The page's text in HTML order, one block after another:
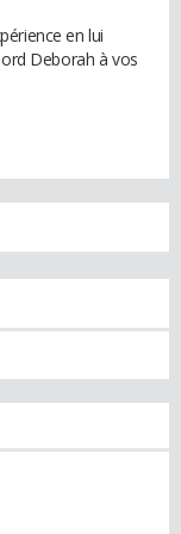
en lui
Deborah à vos